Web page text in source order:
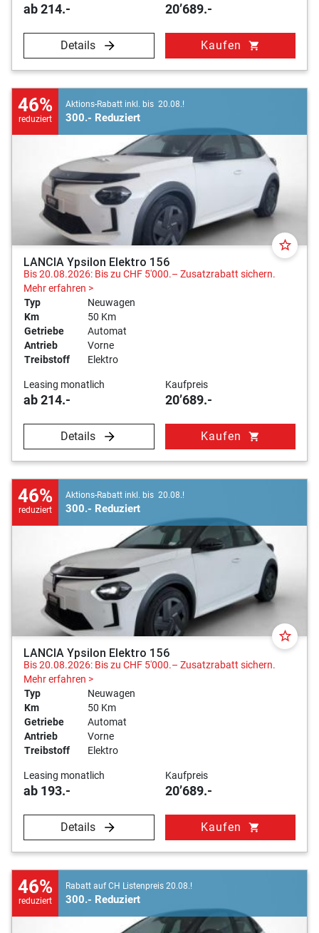
ab 214.- 20’689.-
Details Kaufen shopping_cart
46%
reduziert
Aktions-Rabatt inkl. bis 20.08.!
300.- Reduziert
star_border
LANCIA Ypsilon Elektro 156
Bis 20.08.2026: Bis zu CHF 5'000.– Zusatzrabatt sichern.
Mehr erfahren >
Typ
Neuwagen
Km
50 Km
Getriebe
Automat
Antrieb
Vorne
Treibstoff
Elektro
Leasing monatlich
ab 214.-
Kaufpreis
20’689.-
Details Kaufen shopping_cart
46%
reduziert
Aktions-Rabatt inkl. bis 20.08.!
300.- Reduziert
star_border
LANCIA Ypsilon Elektro 156
Bis 20.08.2026: Bis zu CHF 5'000.– Zusatzrabatt sichern.
Mehr erfahren >
Typ
Neuwagen
Km
50 Km
Getriebe
Automat
Antrieb
Vorne
Treibstoff
Elektro
Leasing monatlich
ab 193.-
Kaufpreis
20’689.-
Details Kaufen shopping_cart
46%
reduziert
Rabatt auf CH Listenpreis 20.08.!
300.- Reduziert